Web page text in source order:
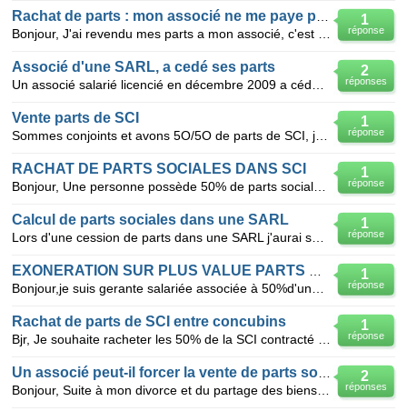
1
réponse
2
réponses
Associé d'une SARL, a cedé ses parts
1
réponse
Vente parts de SCI
1
réponse
RACHAT DE PARTS SOCIALES DANS SCI
1
réponse
Calcul de parts sociales dans une SARL
1
réponse
1
réponse
Rachat de parts de SCI entre concubins
2
réponses